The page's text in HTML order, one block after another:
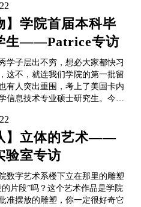
和同学，一定是热爱生活的人。
在这里，你能做什么？堰影传媒
在学院数艺系办公楼的顶层，责
一...
】学院首届本科毕
生——Patrice专访
学子层出不穷，想必大家都快习
这不，就连我们学院的第一批留
有人突出重围，考上了美国卡内
信息技术专业硕士研究生。今年
了！祝贺学院信软系14级软
留学生Nostalgie Patrice，成功打
世界的私...
】立体的艺术——
验室专访
数字艺术系楼下立在那里的雕塑
片段”吗？这个艺术作品是学院
准摆放的雕塑，你一定很好奇它